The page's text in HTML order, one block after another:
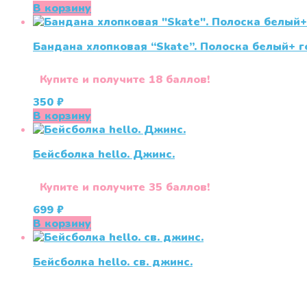
В корзину
Бандана хлопковая “Skate”. Полоска белый+
Купите и получите 18 баллов!
350 ₽
В корзину
Бейсболка hello. Джинс.
Купите и получите 35 баллов!
699 ₽
В корзину
Бейсболка hello. св. джинс.